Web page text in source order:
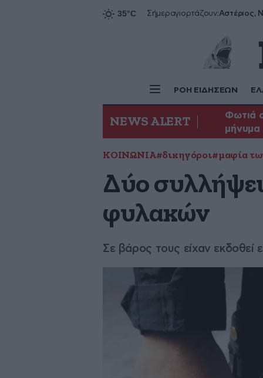
Σήμεραγιορτάζουν:Αστέριος,
ΡΟΗ ΕΙΔΗΣΕΩΝ
NEWS ALERT
Φωτιά
μήνυμα
ΚΟΙΝΩΝΙΑ#δικηγόροι#μαφία
Δύο
φυλακών
Σε βάρος τους είχαν εκδοθεί